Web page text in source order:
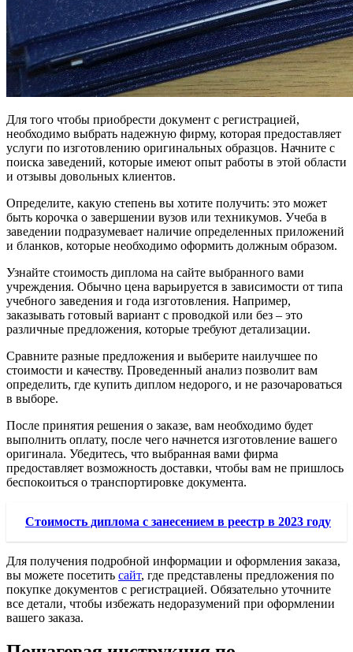
Для того чтобы приобрести документ с регистрацией,
необходимо выбрать надежную фирму, которая предоставляет
услуги по изготовлению оригинальных образцов. Начните с
поиска заведений, которые имеют опыт работы в этой области
и отзывы довольных клиентов.
Определите, какую степень вы хотите получить: это может
быть корочка о завершении вузов или техникумов. Учеба в
заведении подразумевает наличие определенных приложений
и бланков, которые необходимо оформить должным образом.
Узнайте стоимость диплома на сайте выбранного вами
учреждения. Обычно цена варьируется в зависимости от типа
учебного заведения и года изготовления. Например,
заказывать готовый вариант с проводкой или без – это
различные предложения, которые требуют детализации.
Сравните разные предложения и выберите наилучшее по
стоимости и качеству. Проведенный анализ позволит вам
определить, где купить диплом недорого, и не разочароваться
в выборе.
После принятия решения о заказе, вам необходимо будет
выполнить оплату, после чего начнется изготовление вашего
оригинала. Убедитесь, что выбранная вами фирма
предоставляет возможность доставки, чтобы вам не пришлось
беспокоиться о транспортировке документа.
Стоимость диплома с занесением в реестр в 2023 году
Для получения подробной информации и оформления заказа,
вы можете посетить сайт, где представлены предложения по
покупке документов с регистрацией. Обязательно уточните
все детали, чтобы избежать недоразумений при оформлении
вашего заказа.